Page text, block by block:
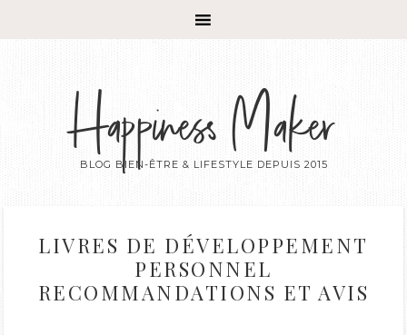
Happiness Maker
BLOG BIEN-ÊTRE & LIFESTYLE DEPUIS 2015
LIVRES DE DÉVELOPPEMENT
PERSONNEL
RECOMMANDATIONS ET AVIS